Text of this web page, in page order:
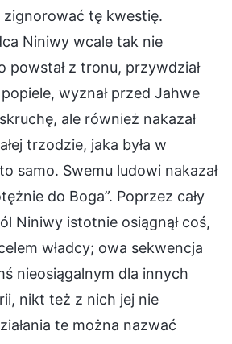
zignorować tę kwestię.
Niniwy wcale tak nie
powstał z tronu, przywdział
wyznał przed Jahwe
ale również nakazał
trzodzie, jaka była w
samo. Swemu ludowi nakazał
do Boga”. Poprzez cały
Niniwy istotnie osiągnął coś,
władcy; owa sekwencja
nieosiągalnym dla innych
nikt też z nich jej nie
te można nazwać